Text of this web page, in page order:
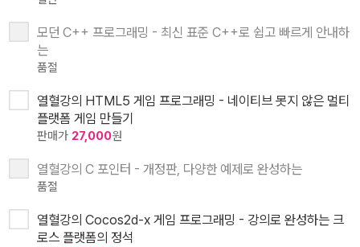
모던 C++ 프로그래밍 - 최신 표준 C++로 쉽고 빠르게 안내하
는
품절
열혈강의 HTML5 게임 프로그래밍 - 네이티브 못지 않은 멀티
플랫폼 게임 만들기
판매가 27,000원
열혈강의 C 포인터 - 개정판, 다양한 예제로 완성하는
품절
열혈강의 Cocos2d-x 게임 프로그래밍 - 강의로 완성하는 크
로스 플랫폼의 정석